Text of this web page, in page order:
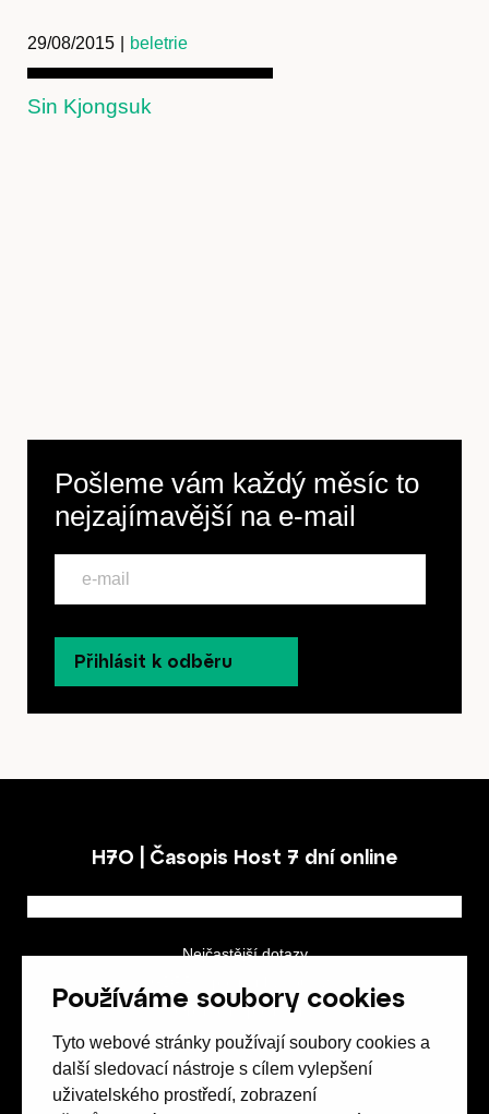
Používáme soubory cookies
Tyto webové stránky používají soubory cookies a
další sledovací nástroje s cílem vylepšení
uživatelského prostředí, zobrazení
29/08/2015 beletrie
Sin Kjongsuk
Pošleme vám každý měsíc to
nejzajímavější na e-mail
Přihlásit k odběru
H7O | Časopis Host 7 dní online
Nejčastější dotazy
Obchodní podmínky